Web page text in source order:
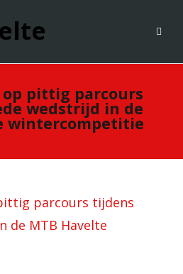
pittig parcours
wedstrijd in de
wintercompetitie